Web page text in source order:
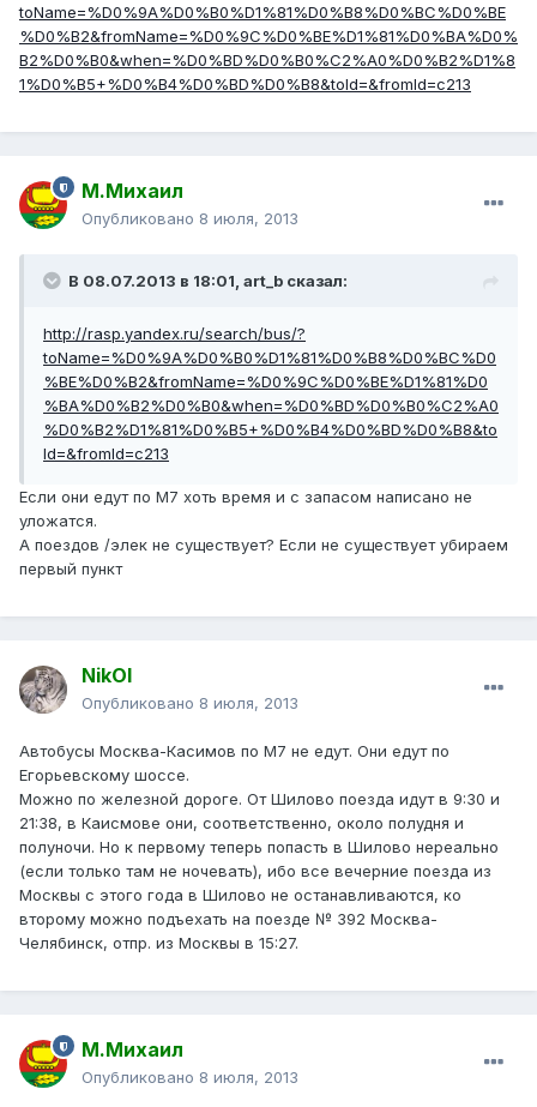
toName=%D0%9A%D0%B0%D1%81%D0%B8%D0%BC%D0%BE
%D0%B2&fromName=%D0%9C%D0%BE%D1%81%D0%BA%D0%
B2%D0%B0&when=%D0%BD%D0%B0%C2%A0%D0%B2%D1%8
1%D0%B5+%D0%B4%D0%BD%D0%B8&toId=&fromId=c213
М.Михаил
Опубликовано 8 июля, 2013
В 08.07.2013 в 18:01, art_b сказал:
http://rasp.yandex.ru/search/bus/?
toName=%D0%9A%D0%B0%D1%81%D0%B8%D0%BC%D0
%BE%D0%B2&fromName=%D0%9C%D0%BE%D1%81%D0
%BA%D0%B2%D0%B0&when=%D0%BD%D0%B0%C2%A0
%D0%B2%D1%81%D0%B5+%D0%B4%D0%BD%D0%B8&to
Id=&fromId=c213
Если они едут по М7 хоть время и с запасом написано не
уложатся.
А поездов /элек не существует? Если не существует убираем
первый пункт
NikOl
Опубликовано 8 июля, 2013
Автобусы Москва-Касимов по М7 не едут. Они едут по
Егорьевскому шоссе.
Можно по железной дороге. От Шилово поезда идут в 9:30 и
21:38, в Каисмове они, соответственно, около полудня и
полуночи. Но к первому теперь попасть в Шилово нереально
(если только там не ночевать), ибо все вечерние поезда из
Москвы с этого года в Шилово не останавливаются, ко
второму можно подъехать на поезде № 392 Москва-
Челябинск, отпр. из Москвы в 15:27.
М.Михаил
Опубликовано 8 июля, 2013